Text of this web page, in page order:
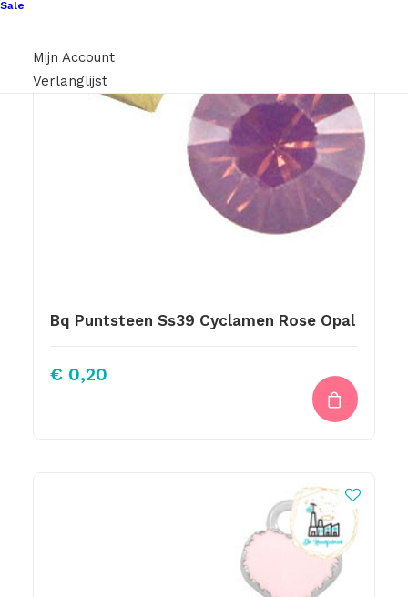
Sale
Mijn Account
Verlanglijst
Bq Puntsteen Ss39 Cyclamen Rose Opal
€ 0,20